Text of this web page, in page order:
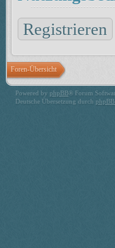
Registrieren
Foren-Übersicht
Powered by phpBB® Forum
Deutsche Übersetzung durch